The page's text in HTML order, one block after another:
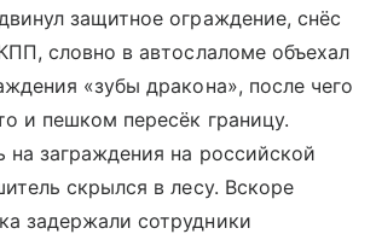
защитное ограждение, снёс
словно в автослаломе объехал
«зубы дракона», после чего
и пешком пересёк границу.
на заграждения на российской
скрылся в лесу. Вскоре
задержали сотрудники